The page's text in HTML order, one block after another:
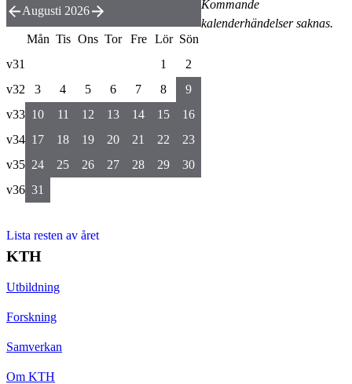
Kommande
kalenderhändelser saknas.
Augusti 2026
Mån Tis Ons Tor Fre Lör Sön
v31
1
2
v32
3 4 5 6 7 8
9
v33 10 11 12 13 14 15
16
v34 17 18 19 20 21 22
23
v35 24 25 26 27 28 29
30
v36 31
Lista resten av året
KTH
Utbildning
Forskning
Samverkan
Om KTH